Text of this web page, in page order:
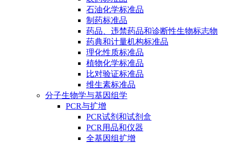
石油化学标准品
制药标准品
药品、违禁药品和诊断性生物标志物
药典和计量机构标准品
理化性质标准品
植物化学标准品
比对验证标准品
维生素标准品
分子生物学与基因组学
PCR与扩增
PCR试剂和试剂盒
PCR用品和仪器
全基因组扩增